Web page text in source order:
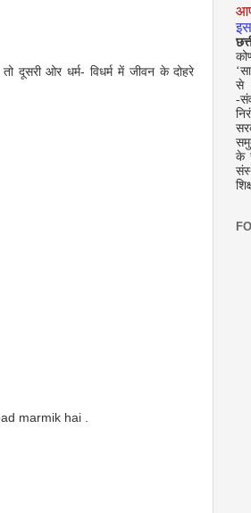
दूसरी ओर धर्म- विधर्म में जीवन के दोहरे
marmik hai .
से
-
के